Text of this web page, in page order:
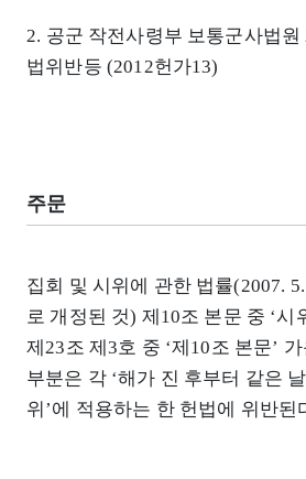
2. 공군 작전사령부 보통군사법
법위반등 (2012헌가13)
주문
집회 및 시위에 관한 법률(2007.
로 개정된 것) 제10조 본문 중 ‘시
제23조 제3호 중 ‘제10조 본문’
부분은 각 ‘해가 진 후부터 같은
위’에 적용하는 한 헌법에 위반된